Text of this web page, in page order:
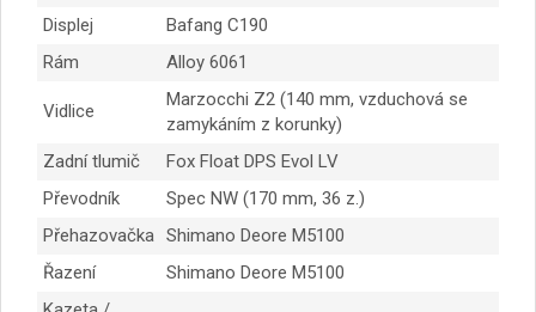
Displej
Bafang C190
Rám
Alloy 6061
Vidlice
Marzocchi Z2 (140 mm, vzduchová se
zamykáním z korunky)
Zadní tlumič
Fox Float DPS Evol LV
Převodník
Spec NW (170 mm, 36 z.)
Přehazovačka
Shimano Deore M5100
Řazení
Shimano Deore M5100